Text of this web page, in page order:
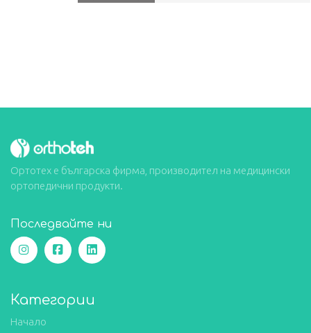
Ортотех е българска фирма, производител на медицински
ортопедични продукти.
Последвайте ни
Категории
Начало